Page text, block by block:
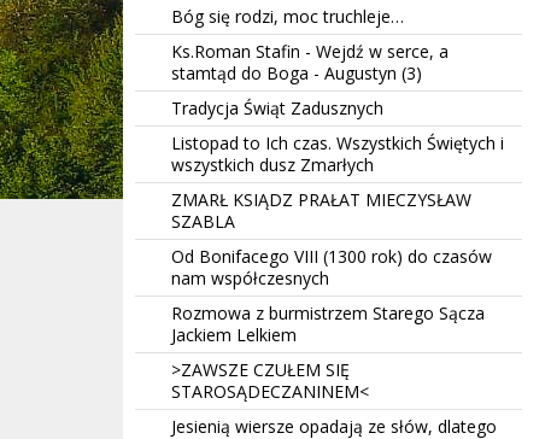
Bóg się rodzi, moc truchleje…
Ks.Roman Stafin - Wejdź w serce, a
stamtąd do Boga - Augustyn (3)
Tradycja Świąt Zadusznych
Listopad to Ich czas. Wszystkich Świętych i
wszystkich dusz Zmarłych
ZMARŁ KSIĄDZ PRAŁAT MIECZYSŁAW
SZABLA
Od Bonifacego VIII (1300 rok) do czasów
nam współczesnych
Rozmowa z burmistrzem Starego Sącza
Jackiem Lelkiem
>ZAWSZE CZUŁEM SIĘ
STAROSĄDECZANINEM<
Jesienią wiersze opadają ze słów, dlatego